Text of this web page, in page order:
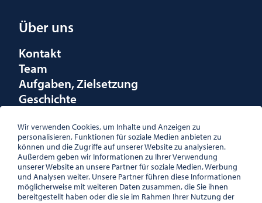
Über uns
Kontakt
Team
Aufgaben, Zielsetzung
Geschichte
Förderungen
Logo
Wir verwenden Cookies, um Inhalte und Anzeigen zu
personalisieren, Funktionen für soziale Medien anbieten zu
können und die Zugriffe auf unserer Website zu analysieren.
Außerdem geben wir Informationen zu Ihrer Verwendung
unserer Website an unsere Partner für soziale Medien, Werbung
und Analysen weiter. Unsere Partner führen diese Informationen
möglicherweise mit weiteren Daten zusammen, die Sie ihnen
bereitgestellt haben oder die sie im Rahmen Ihrer Nutzung der